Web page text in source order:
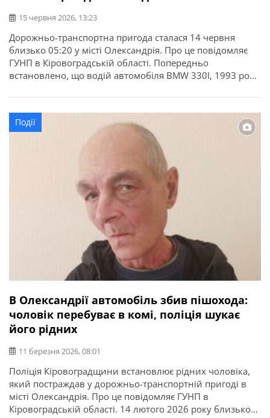
15 червня 2026, 13:23
Дорожньо-транспортна пригода сталася 14 червня
близько 05:20 у місті Олександрія. Про це повідомляє
ГУНП в Кіровоградській області. Попередньо
встановлено, що водій автомобіля BMW 330I, 1993 року
впорався з керуванням на заокругленні дороги, виїхав
за межі проїзної частини та допустив наїзд на дерево. У
результаті аварії тілесні ушкодження отримали водій
Події
В Олександрії автомобіль збив пішохода:
чоловік перебуває в комі, поліція шукає
його рідних
11 березня 2026, 08:01
Поліція Кіровоградщини встановлює рідних чоловіка,
який постраждав у дорожньо-транспортній пригоді в
місті Олександрія. Про це повідомляє ГУНП в
Кіровоградській області. 14 лютого 2026 року близько